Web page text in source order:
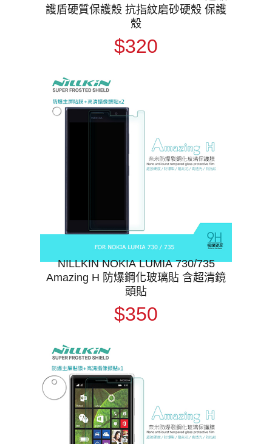
護盾硬質保護殼 抗指紋磨砂硬殼 保護
殼
$320
NILLKIN NOKIA LUMIA 730/735
Amazing H 防爆鋼化玻璃貼 含超清鏡
頭貼
$350